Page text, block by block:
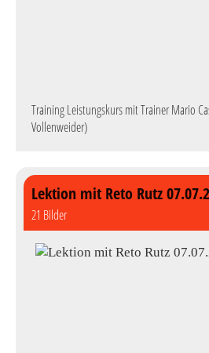
Training Leistungskurs mit Trainer Mario
Vollenweider)
Lektion mit Reto Rutz
21 Bilder